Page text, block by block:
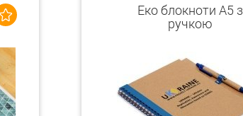
Еко блокноти А5 з
ручкою